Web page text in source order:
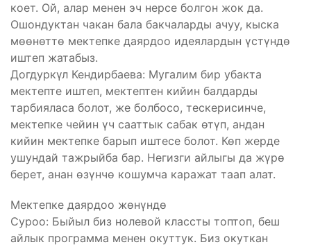
коет. Ой, алар менен эч нерсе болгон жок да.
Ошондуктан чакан бала бакчаларды ачуу, кыска
мөөнөттө мектепке даярдоо идеялардын үстүндө
иштеп жатабыз.
Догдуркүл Кендирбаева: Мугалим бир убакта
мектепте иштеп, мектептен кийин балдарды
тарбияласа болот, же болбосо, тескерисинче,
мектепке чейин үч сааттык сабак өтүп, андан
кийин мектепке барып иштесе болот. Көп жерде
ушундай тажрыйба бар. Негизги айлыгы да жүрө
берет, анан өзүнчө кошумча каражат таап алат.
Мектепке даярдоо жөнүндө
Суроо: Быйыл биз нолевой классты топтоп, беш
айлык программа менен окуттук. Биз окуткан